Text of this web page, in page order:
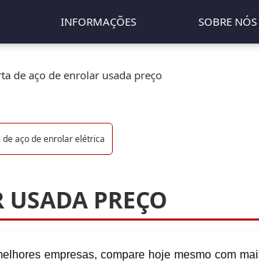
INFORMAÇÕES SOBRE NÓS
de aço de enrolar usada preço
de aço de enrolar elétrica
PREÇO
empresas, compare hoje mesmo com